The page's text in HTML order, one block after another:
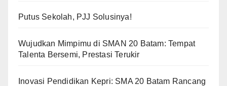
Putus Sekolah, PJJ Solusinya!
Wujudkan Mimpimu di SMAN 20 Batam: Tempat
Talenta Bersemi, Prestasi Terukir
Inovasi Pendidikan Kepri: SMA 20 Batam Rancang